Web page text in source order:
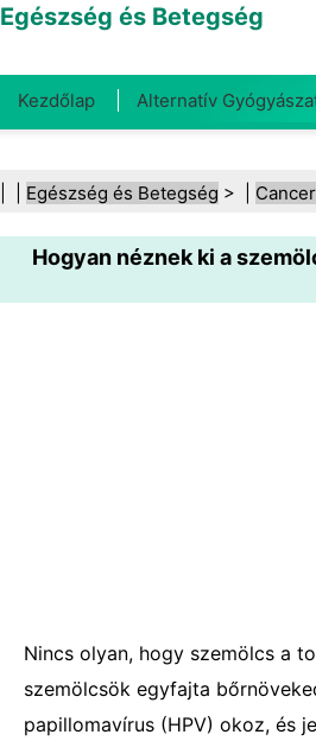
Egészség és Betegség
Kezdőlap Alternatív
Fogegészség Diéta És
Egészség Egészségügyi Ágazat
Közegészségügy És Biztonság
Egészség és Betegség > | Cancer
Hogyan néznek ki a
Nincs olyan, hogy szemölcs a
szemölcsök egyfajta
papillomavírus (HPV) okoz, és